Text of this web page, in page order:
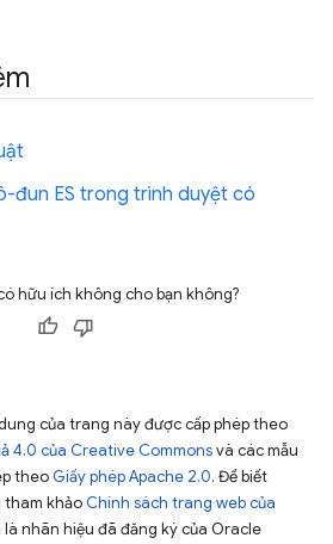
đun ES trong trình duyệt có
hữu ích không cho bạn không?
của trang này được cấp phép theo
4.0 của Creative Commonsvà các mẫu
theo Giấy phép Apache 2.0. Để biết
tham khảo Chính sách trang web của
là nhãn hiệu đã đăng ký của Oracle